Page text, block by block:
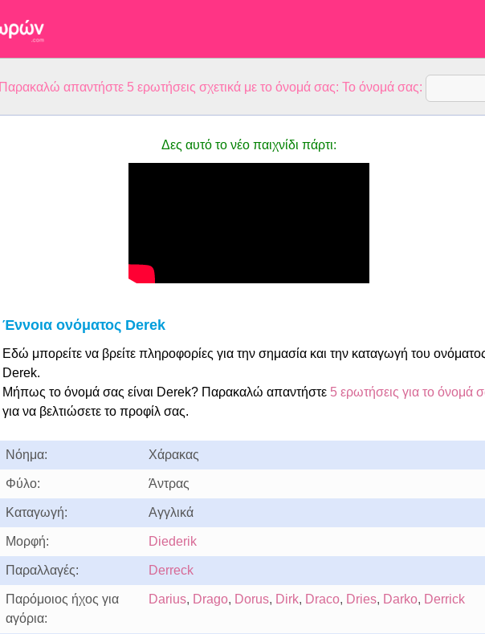
Παρακαλώ απαντήστε 5 ερωτήσεις σχετικά με το όνομά σας: Το όνομά σας:
Δες αυτό το νέο παιχνίδι πάρτι:
Έννοια ονόματος Derek
Εδώ μπορείτε να βρείτε πληροφορίες για την σημασία και την καταγωγή του
Derek.
Μήπως το όνομά σας είναι Derek? Παρακαλώ απαντήστε5 ερωτήσεις για το όνομά
για να βελτιώσετε το προφίλ σας.
Νόημα: Χάρακας
Φύλο: Άντρας
Καταγωγή: Αγγλικά
Μορφή: Diederik
Παραλλαγές: Derreck
Παρόμοιος ήχος για
αγόρια:
Darius, Drago, Dorus, Dirk, Draco, Dries, Darko, Derrick